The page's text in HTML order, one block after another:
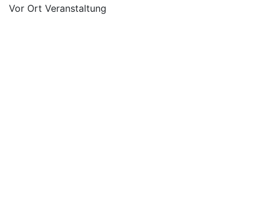
Vor Ort Veranstaltung